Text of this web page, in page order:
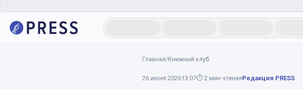
Главная/Книжный клуб
26 июня 202613:07⏱ 2 мин чтенияРедакция PRESS